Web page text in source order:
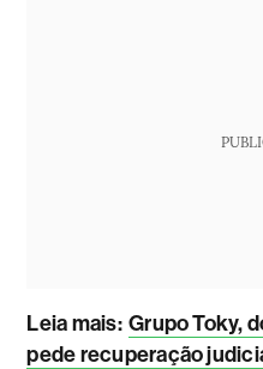
Leia mais: Grupo Toky,
pede recuperação